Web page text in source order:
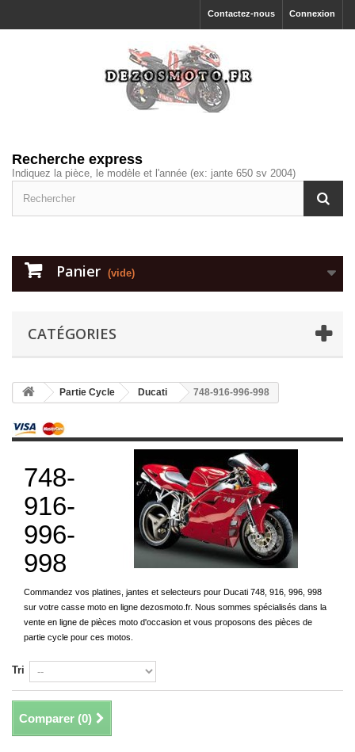
Connexion
Contactez-nous
Recherche express
Indiquez la pièce, le modèle et l'année (ex: jante 650 sv 2004)
Panier (vide)
CATÉGORIES
Partie Cycle Ducati 748-916-996-998
748-
916-
996-
998
Commandez vos platines, jantes et selecteurs pour Ducati 748, 916, 996, 998
sur votre casse moto en ligne dezosmoto.fr. Nous sommes spécialisés dans la
vente en ligne de pièces moto d'occasion et vous proposons des pièces de
partie cycle pour ces motos.
Tri
Comparer (0)